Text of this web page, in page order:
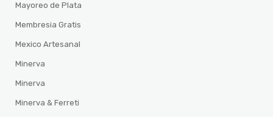
Mayoreo de Plata
Membresia Gratis
Mexico Artesanal
Minerva
Minerva
Minerva & Ferreti